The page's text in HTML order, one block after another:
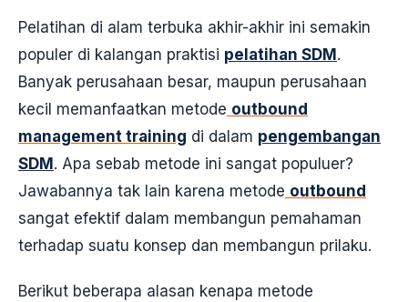
Pelatihan di alam terbuka akhir-akhir ini semakin
populer di kalangan praktisi pelatihan SDM .
Banyak perusahaan besar, maupun perusahaan
kecil memanfaatkan metode outbound
management training di dalam pengembangan
SDM . Apa sebab metode ini sangat populuer?
Jawabannya tak lain karena metode outbound
sangat efektif dalam membangun pemahaman
terhadap suatu konsep dan membangun prilaku.
Berikut beberapa alasan kenapa metode